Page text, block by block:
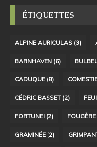
ÉTIQUETTES
ALPINE AURICULAS (3)
BARNHAVEN (6)
CADUQUE (8)
CÉDRIC BASSET(2)
FORTUNEI (2) FOUGÈRE
GRAMINÉE (2)